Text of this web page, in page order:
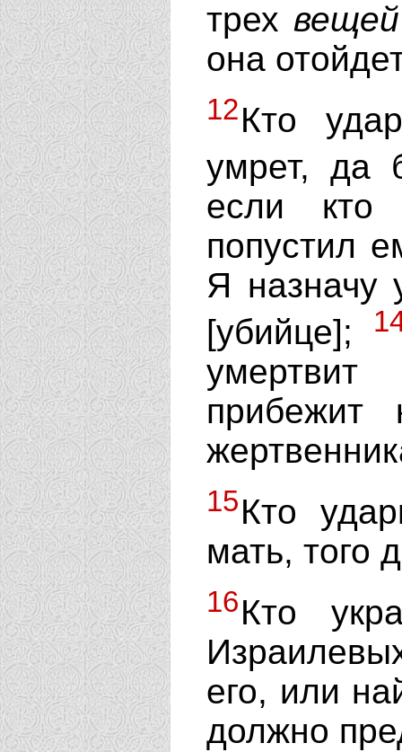
трех вещей
она
12Кто
умрет, да
если
попустил
Я назначу
[убийце];
15Кто
мать, того
16Кто
его, или
должно